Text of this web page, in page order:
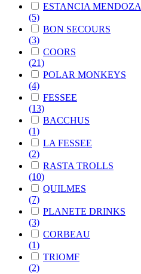
ESTANCIA MENDOZA
(5)
BON SECOURS
(3)
COORS
(21)
POLAR MONKEYS
(4)
FESSEE
(13)
BACCHUS
(1)
LA FESSEE
(2)
RASTA TROLLS
(10)
QUILMES
(7)
PLANETE DRINKS
(3)
CORBEAU
(1)
TRIOMF
(2)